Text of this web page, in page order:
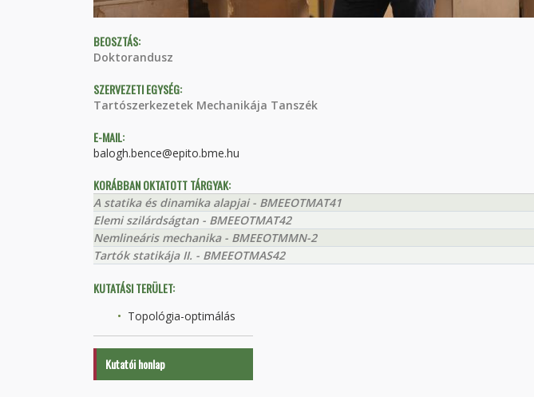
BEOSZTÁS:
Doktorandusz
SZERVEZETI EGYSÉG:
Tartószerkezetek Mechanikája Tanszék
E-MAIL:
balogh.bence@epito.bme.hu
KORÁBBAN OKTATOTT TÁRGYAK:
A statika és dinamika alapjai - BMEEOTMAT41
Elemi szilárdságtan - BMEEOTMAT42
Nemlineáris mechanika - BMEEOTMMN-2
Tartók statikája II. - BMEEOTMAS42
KUTATÁSI TERÜLET:
Topológia-optimálás
Kutatói honlap